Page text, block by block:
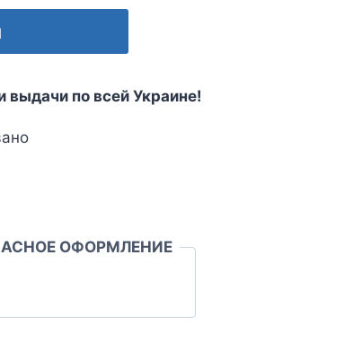
выдачи по всей Украине!
ОФОРМЛЕНИЕ